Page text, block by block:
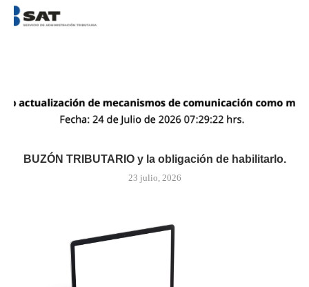
BUZÓN TRIBUTARIO y la obligación de habilitarlo.
23 julio, 2026